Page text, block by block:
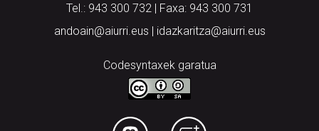
Tel.: 943 300 732 | Faxa: 943 300 731
andoain@aiurri.eus | idazkaritza@aiurri.eus
Codesyntaxek garatua